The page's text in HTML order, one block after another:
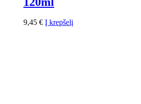
9,45 € Į krepšelį